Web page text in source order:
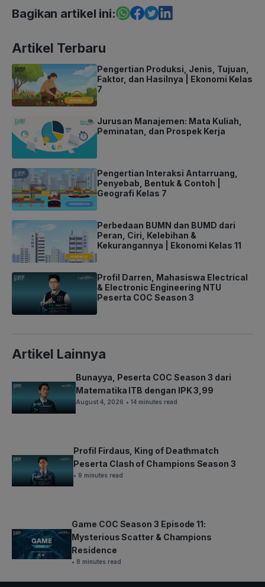
Bagikan artikel ini:
Artikel Terbaru
Pengertian Produksi, Jenis, Tujuan,
Faktor, dan Hasilnya | Ekonomi Kelas
7
Jurusan Manajemen: Mata Kuliah,
Peminatan, dan Prospek Kerja
Pengertian Interaksi Antarruang,
Penyebab, Bentuk & Contoh |
Geografi Kelas 7
Perbedaan BUMN dan BUMD dari
Peran, Ciri, Kelebihan &
Kekurangannya | Ekonomi Kelas 11
Profil Darren, Mahasiswa Electrical
& Electronic Engineering NTU
Peserta COC Season 3
Artikel Lainnya
Bunayya, Peserta COC Season 3 dari
Matematika ITB dengan IPK 3,99
August 4, 2026 • 14 minutes read
Profil Firdaus, King of Deathmatch
Peserta Clash of Champions Season 3
• 9 minutes read
Game COC Season 3 Episode 11:
Mysterious Scatter & Champions
Residence
• 8 minutes read